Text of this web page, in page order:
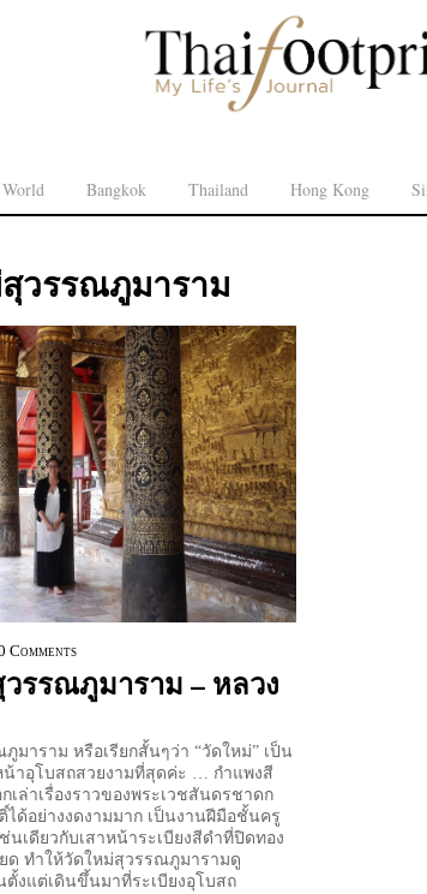
World Bangkok Thailand Hong Kong
วรรณภูมาราม
Comments
รรณภูมาราม – หลวง
มาราม หรือเรียกสั้นๆว่า “วัดใหม่” เป็น
น้าอุโบสถสวยงามที่สุดค่ะ … กำแพงสี
เล่าเรื่องราวของพระเวชสันดรชาดก
ได้อย่างงดงามมาก เป็นงานฝีมือชั้นครู
นเดียวกับเสาหน้าระเบียงสีดำที่ปิดทอง
ด ทำให้วัดใหม่สุวรรณภูมารามดู
งแต่เดินขึ้นมาที่ระเบียงอุโบสถ